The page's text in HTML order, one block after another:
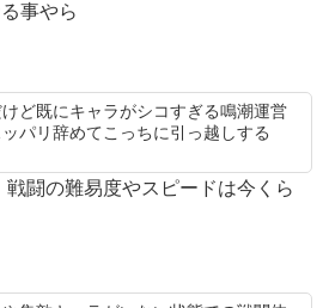
事やら
ど既にキャラがシコすぎる鳴潮運営
パリ辞めてこっちに引っ越しする
戦闘の難易度やスピードは今くら